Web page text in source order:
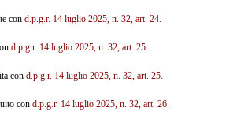
con d.p.g.r. 14 luglio 2025, n. 32, art. 24.
d.p.g.r. 14 luglio 2025, n. 32, art. 25.
con d.p.g.r. 14 luglio 2025, n. 32, art. 25.
con d.p.g.r. 14 luglio 2025, n. 32, art. 26.